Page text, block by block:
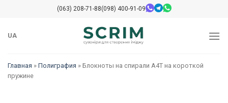
content
(063) 208-71-88(098) 400-91-09
UA
Главная » Полиграфия » Блокноты на спирали А4T на короткой
пружине